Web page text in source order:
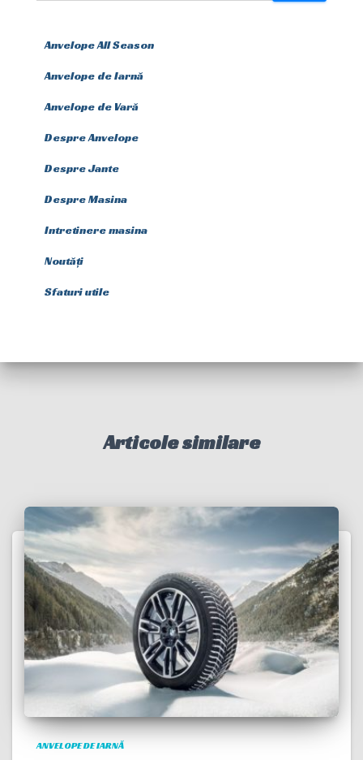
Anvelope All Season
Anvelope de Iarnă
Anvelope de Vară
Despre Anvelope
Despre Jante
Despre Masina
Intretinere masina
Noutăți
Sfaturi utile
Articole similare
ANVELOPE DE IARNĂ